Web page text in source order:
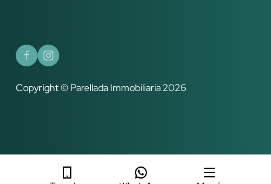
Copyright © Parellada Immobiliaria 2026